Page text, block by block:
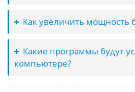
Как увеличить мощность
Какие программы будут
компьютере?